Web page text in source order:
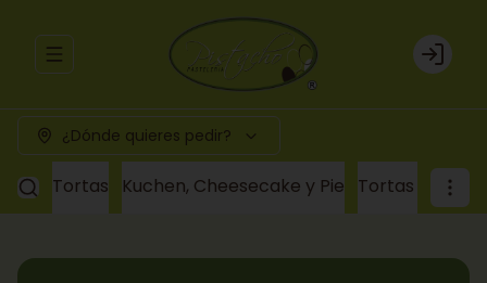
Abrir menu de navegación Login
¿Dónde quieres pedir?
Tortas Kuchen, Cheesecake y Pie Tortas a